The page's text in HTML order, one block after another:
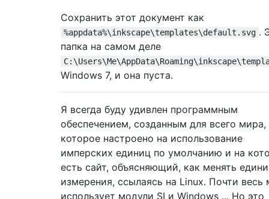
Сохранить этот документ как
%appdata%\inkscape\templates\default.svg .
папка на самом деле
Windows 7, и она пуста.
Я всегда буду удивлен программным
обеспечением, созданным для всего мира,
которое настроено на использование
имперских единиц по умолчанию и на
есть сайт, объясняющий, как менять
измерения, ссылаясь на Linux. Почти весь
использует модули SI и Windows ... Но это